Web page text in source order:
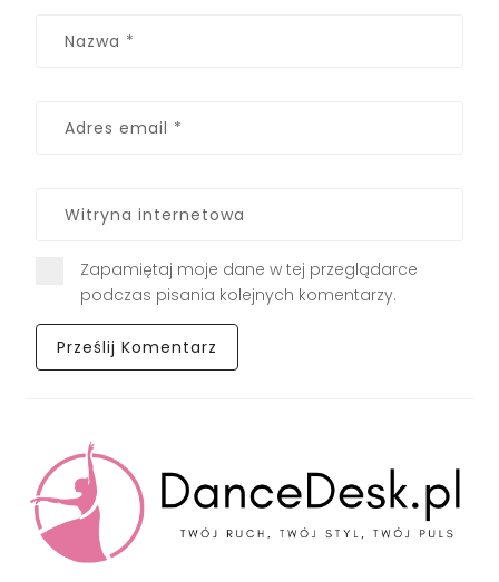
Zapamiętaj moje dane w tej przeglądarce
podczas pisania kolejnych komentarzy.